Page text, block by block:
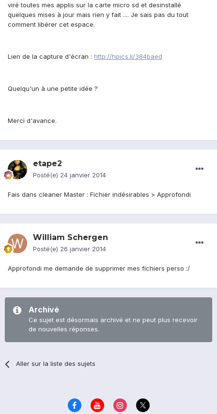
viré toutes mes applis sur la carte micro sd et desinstallé
quelques mises à jour mais rien y fait .... Je sais pas du tout
comment libérer cet espace.
Lien de la capture d'écran : http://hpics.li/384baed
Quelqu'un à une petite idée ?
Merci d'avance.
etape2
Posté(e) 24 janvier 2014
Fais dans cleaner Master : Fichier indésirables > Approfondi
William Schergen
Posté(e) 26 janvier 2014
Approfondi me demande de supprimer mes fichiers perso :/
Archivé
Ce sujet est désormais archivé et ne peut plus recevoir
de nouvelles réponses.
Aller sur la liste des sujets